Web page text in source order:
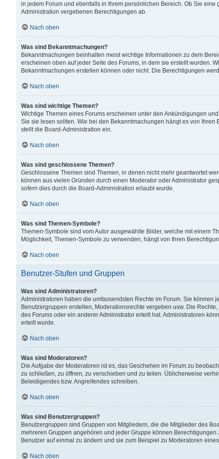
in jedem Forum und ebenfalls in Ihrem persönlichen Bereich. Ob Sie
Administration vergebenen Berechtigungen ab.
Nach oben
Was sind Bekanntmachungen?
Bekanntmachungen beinhalten meist wichtige Informationen zu dem
erscheinen oben auf jeder Seite des Forums, in dem sie erstellt wurden.
Bekanntmachungen erstellen können oder nicht. Die Berechtigungen
Nach oben
Was sind wichtige Themen?
Wichtige Themen eines Forums erscheinen unter den Ankündigungen
Sie sie lesen sollten. Wie bei den Bekanntmachungen hängt es von
stellt die Board-Administration ein.
Nach oben
Was sind geschlossene Themen?
Geschlossene Themen sind Themen, in denen nicht mehr geantwortet
können aus vielen Gründen durch einen Moderator oder Administrator
sofern dies durch die Board-Administration erlaubt wurde.
Nach oben
Was sind Themen-Symbole?
Themen-Symbole sind vom Autor ausgewählte Bilder, welche mit einem
Möglichkeit, Themen-Symbole zu verwenden, hängt von Ihren
Nach oben
Benutzer-Stufen und Gruppen
Was sind Administratoren?
Administratoren haben die umfassendsten Rechte im Forum. Sie können
Benutzergruppen erstellen, Moderationsrechte vergeben usw. Die
des Forums oder ein anderer Administrator erteilt hat. Administratoren
erteilt wurde.
Nach oben
Was sind Moderatoren?
Die Aufgabe der Moderatoren ist es, das Geschehen im Forum zu
zu schließen, zu öffnen, zu verschieben und zu teilen. Üblicherweise
Beleidigendes bzw. Angreifendes schreiben.
Nach oben
Was sind Benutzergruppen?
Benutzergruppen sind Gruppen von Mitgliedern, die die Mitglieder des
mehreren Gruppen angehören und jeder Gruppe können
Benutzer auf einmal zu ändern und sie zum Beispiel zu Moderatoren
Nach oben